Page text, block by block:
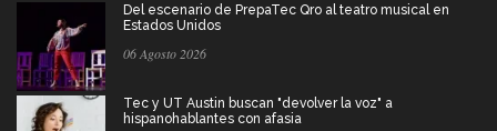
Del escenario de PrepaTec Qro al teatro musical en
Estados Unidos
06 Agosto 2026
Tec y UT Austin buscan "devolver la voz" a
hispanohablantes con afasia